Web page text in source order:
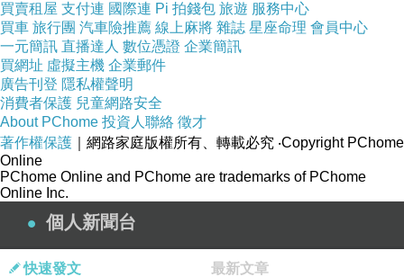
買賣租屋 支付連 國際連 Pi 拍錢包 旅遊 服務中心
買車 旅行團 汽車險推薦 線上麻將 雜誌 星座命理 會員中心
一元簡訊 直播達人 數位憑證 企業簡訊
買網址 虛擬主機 企業郵件
廣告刊登 隱私權聲明
消費者保護 兒童網路安全
About PChome 投資人聯絡 徵才
著作權保護 ｜網路家庭版權所有、轉載必究 ‧Copyright PChome
Online
PChome Online and PChome are trademarks of PChome
Online Inc.
個人新聞台
快速發文 最新文章